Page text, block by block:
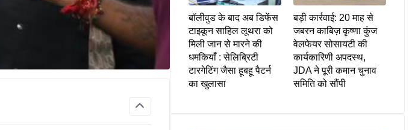
बॉलीवुड के बाद अब डिफेंस
टाइकून साहिल लूथरा को
मिली जान से मारने की
धमकियाँ : सेलिब्रिटी
टारगेटिंग जैसा हूबहू पैटर्न
का खुलासा
बड़ी कार्रवाई: 20 माह से
जबरन काबिज़ कृष्णा कुंज
वेलफेयर सोसायटी की
कार्यकारिणी अपदस्थ,
JDA ने पूरी कमान चुनाव
समिति को सौंपी